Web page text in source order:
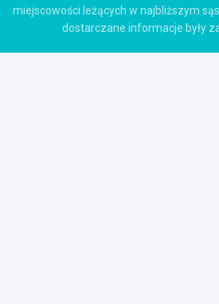
miejscowości leżących w najbliższym
dostarczane informacje były